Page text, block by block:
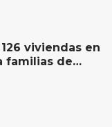
viviendas en
familias de